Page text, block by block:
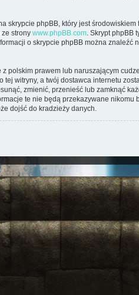
na skrypcie phpBB, który jest
ze strony www.phpBB.com . Skrypt phpBB
o skrypcie phpBB można znaleźć
polskim prawem lub naruszającym
witryny, a twój dostawca internetu
zmienić, przenieść lub zamknąć
te nie będą przekazywane nikomu
dojść do kradzieży danych.